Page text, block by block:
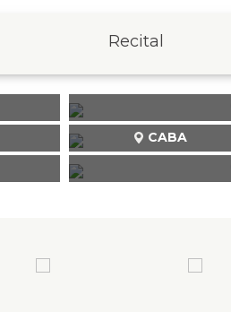
Recital
CABA